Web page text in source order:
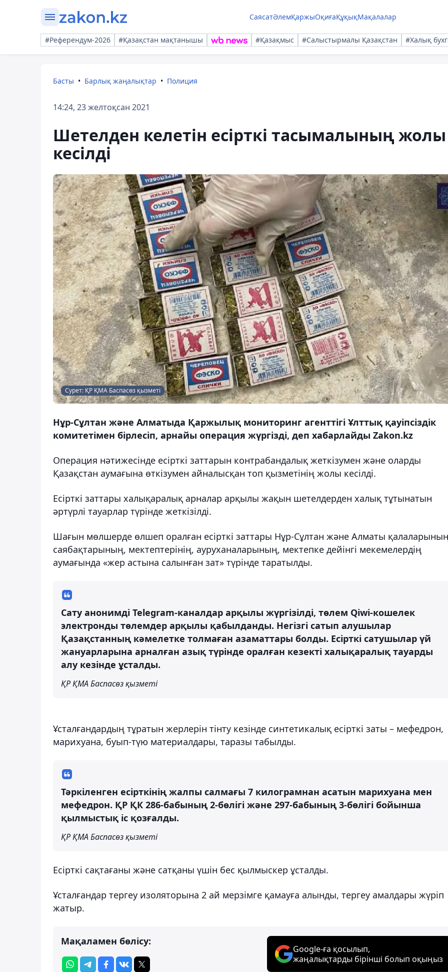
СаясатӘлемҚаржыОқиғаҚұқықМақалалар
#Референдум-2026 #Қазақстан мақтанышы #Қазақмыс #Салыстырмалы Қазақстан #Халық
Басты Барлық жаңалықтар Полиция
14:24, 23 желтоқсан 2021
Шетелден келетін есірткі тасымалының жолы
кесілді
Сурет: ҚР ҚМА Баспасөз қызметі
Нұр-Сұлтан және Алматыда Қаржылық мониторинг агенттігі Ұлттық қауіпсіздік
комитетімен бірлесіп, арнайы операция жүргізді, деп хабарлайды Zakon.kz
Операция нәтижесінде есірткі заттарын контрабандалық жеткізумен және оларды
Қазақстан аумағына өткізумен айналысқан топ қызметінің жолы кесілді.
Есірткі заттары халықаралық арналар арқылы жақын шетелдерден халық тұтынатын
әртүрлі тауарлар түрінде жеткізілді.
Шағын мөлшерде өлшеп оралған есірткі заттары Нұр-Сұлтан және Алматы
саябақтарының, мектептерінің, ауруханаларының, мектепке дейінгі мекемелердің
аумағында «жер астына салынған зат» түрінде таратылды.
Сату анонимді Telegram-каналдар арқылы жүргізілді, төлем Qiwi-кошелек
электронды төлемдер арқылы қабылданды. Негізгі сатып алушылар
Қазақстанның кәмелетке толмаған азаматтары болды. Есірткі сатушылар үй
жануарларына арналған азық түрінде оралған кезекті халықаралық тауарды
алу кезінде ұсталды.
ҚР ҚМА Баспасөз қызметі
Ұсталғандардың тұратын жерлерін тінту кезінде синтетикалық есірткі заты – мефедрон,
марихуана, буып-түю материалдары, таразы табылды.
Тәркіленген есірткінің жалпы салмағы 7 килограмнан асатын марихуана мен
мефедрон. ҚР ҚК 286-бабының 2-бөлігі және 297-бабының 3-бөлігі бойынша
қылмыстық іс қозғалды.
ҚР ҚМА Баспасөз қызметі
Есірткі сақтағаны және сатқаны үшін бес қылмыскер ұсталды.
Ұсталғандар тергеу изоляторына 2 ай мерзімге қамауға алынды, тергеу амалдары жүріп
жатыр.
Мақаламен бөлісу:
Google-ға қосылып,
жаңалықтарды бірінші болып оқыңыз